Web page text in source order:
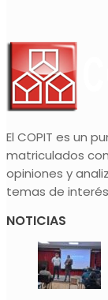
El COPIT es un
matriculados
opiniones y
temas de
NOTICIAS